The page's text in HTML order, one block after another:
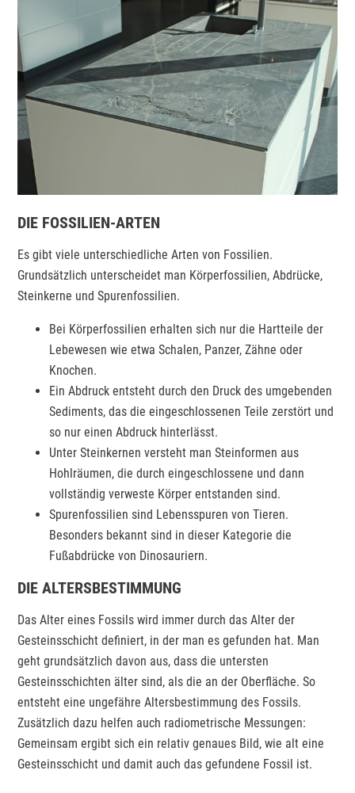
DIE FOSSILIEN-ARTEN
Es gibt viele unterschiedliche Arten von Fossilien.
Grundsätzlich unterscheidet man Körperfossilien, Abdrücke,
Steinkerne und Spurenfossilien.
Bei Körperfossilien erhalten sich nur die Hartteile der
Lebewesen wie etwa Schalen, Panzer, Zähne oder
Knochen.
Ein Abdruck entsteht durch den Druck des umgebenden
Sediments, das die eingeschlossenen Teile zerstört und
so nur einen Abdruck hinterlässt.
Unter Steinkernen versteht man Steinformen aus
Hohlräumen, die durch eingeschlossene und dann
vollständig verweste Körper entstanden sind.
Spurenfossilien sind Lebensspuren von Tieren.
Besonders bekannt sind in dieser Kategorie die
Fußabdrücke von Dinosauriern.
DIE ALTERSBESTIMMUNG
Das Alter eines Fossils wird immer durch das Alter der
Gesteinsschicht definiert, in der man es gefunden hat. Man
geht grundsätzlich davon aus, dass die untersten
Gesteinsschichten älter sind, als die an der Oberfläche. So
entsteht eine ungefähre Altersbestimmung des Fossils.
Zusätzlich dazu helfen auch radiometrische Messungen:
Gemeinsam ergibt sich ein relativ genaues Bild, wie alt eine
Gesteinsschicht und damit auch das gefundene Fossil ist.